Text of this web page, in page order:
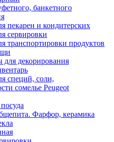
банкетного
пекарен и кондитерских
сервировки
транспортировки продуктов
декорирования
специй, соли,
сомелье Peugeot
Фарфор, керамика